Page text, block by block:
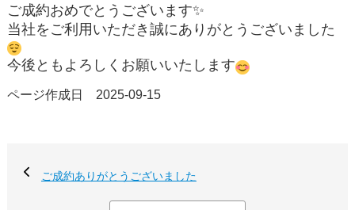
ご成約おめでとうございます✨
当社をご利用いただき誠にありがとうございました
今後ともよろしくお願いいたします
ページ作成日 2025-09-15
ご成約ありがとうございました